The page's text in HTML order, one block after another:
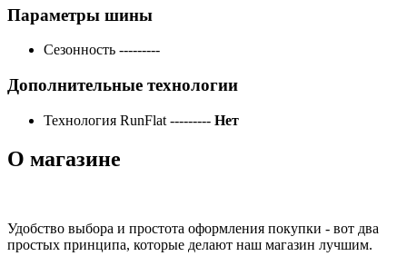
Параметры шины
Сезонность ---------
Дополнительные технологии
Технология RunFlat --------- Нет
О магазине
Удобство выбора и простота оформления покупки - вот два
простых принципа, которые делают наш магазин лучшим.